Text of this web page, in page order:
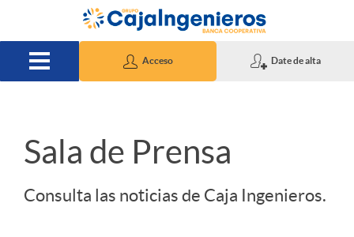
Saltar al contenido principal
Acceso Date de alta
S
Sala de Prensa
Consulta las noticias de Caja Ingenieros.